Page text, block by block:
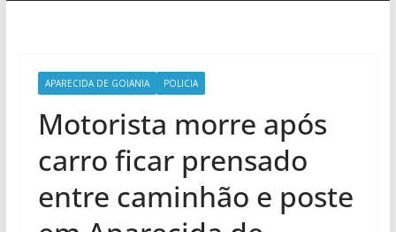
APARECIDA DE GOIANIA POLICIA
Motorista morre após
carro ficar prensado
entre caminhão e poste